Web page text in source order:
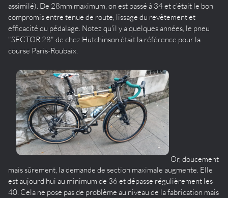
assimilé). De 28mm maximum, on est passé à 34 et c’était le bon
compromis entre tenue de route, lissage du revêtement et
efficacité du pédalage. Notez qu'il y a quelques années, le pneu
"SECTOR 28" de chez Hutchinson était la référence pour la
course Paris-Roubaix.
Or, doucement
mais sûrement, la demande de section maximale augmente. Elle
est aujourd'hui au minimum de 36 et dépasse régulièrement les
40. Cela ne pose pas de problème au niveau de la fabrication mais